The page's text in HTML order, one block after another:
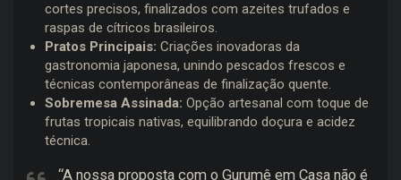
cortes precisos, finalizados com azeites trufados e
raspas de cítricos brasileiros.
Pratos Principais: Criações inovadoras da
gastronomia japonesa, unindo pescados frescos e
técnicas contemporâneas de finalização quente.
Sobremesa Assinada: Opção artesanal com toque de
frutas tropicais nativas, equilibrando doçura e acidez
técnica.
“A nossa proposta com o Gurumê em Casa não é